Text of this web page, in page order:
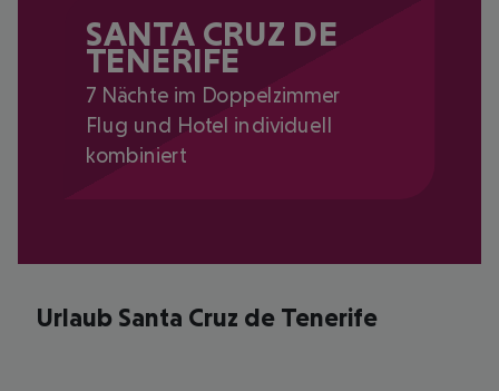
SANTA CRUZ DE
TENERIFE
7 Nächte im Doppelzimmer
Flug und Hotel individuell
kombiniert
Urlaub Santa Cruz de Tenerife